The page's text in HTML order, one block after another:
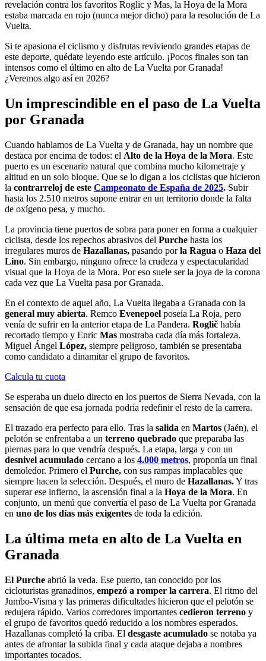
revelación contra los favoritos Roglic y Mas, la Hoya de la Mora
estaba marcada en rojo (nunca mejor dicho) para la resolución de La
Vuelta.
Si te apasiona el ciclismo y disfrutas reviviendo grandes etapas de
este deporte, quédate leyendo este artículo. ¡Pocos finales son tan
intensos como el último en alto de La Vuelta por Granada!
¿Veremos algo así en 2026?
Un imprescindible en el paso de La Vuelta
por Granada
Cuando hablamos de La Vuelta y de Granada, hay un nombre que
destaca por encima de todos: el Alto de la Hoya de la Mora. Este
puerto es un escenario natural que combina mucho kilometraje y
altitud en un solo bloque. Que se lo digan a los ciclistas que hicieron
la contrarreloj de este Campeonato de España de 2025. Subir
hasta los 2.510 metros supone entrar en un territorio donde la falta
de oxígeno pesa, y mucho.
La provincia tiene puertos de sobra para poner en forma a cualquier
ciclista, desde los repechos abrasivos del Purche hasta los
irregulares muros de Hazallanas, pasando porla Ragua o Haza del
Lino. Sin embargo, ninguno ofrece la crudeza y espectacularidad
visual que la Hoya de la Mora. Por eso suele ser la joya de la corona
cada vez que La Vuelta pasa por Granada.
En el contexto de aquel año, La Vuelta llegaba a Granada con la
general muy abierta. Remco Evenepoel poseía La Roja, pero
venía de sufrir en la anterior etapa de La Pandera. Roglič había
recortado tiempo y Enric Mas mostraba cada día más fortaleza.
Miguel Ángel López, siempre peligroso, también se presentaba
como candidato a dinamitar el grupo de favoritos.
Calcula tu cuota
Se esperaba un duelo directo en los puertos de Sierra Nevada, con la
sensación de que esa jornada podría redefinir el resto de la carrera.
El trazado era perfecto para ello. Tras la salida en Martos (Jaén), el
pelotón se enfrentaba a un terreno quebrado que preparaba las
piernas para lo que vendría después. La etapa, larga y con un
desnivel acumulado cercano a los 4.000 metros, proponía un final
demoledor. Primero el Purche, con sus rampas implacables que
siempre hacen la selección. Después, el muro de Hazallanas.Y tras
superar ese infierno, la ascensión final a la Hoya de la Mora. En
conjunto, un menú que convertía el paso de La Vuelta por Granada
en uno de los días más exigentes de toda la edición.
La última meta en alto de La Vuelta en
Granada
El Purche abrió la veda. Ese puerto, tan conocido por los
cicloturistas granadinos, empezó a romper la carrera. El ritmo del
Jumbo-Visma y las primeras dificultades hicieron que el pelotón se
redujera rápido. Varios corredores importantes cedieron terreno y
el grupo de favoritos quedó reducido a los nombres esperados.
Hazallanas completó la criba. El desgaste acumulado se notaba ya
antes de afrontar la subida final y cada ataque dejaba a nombres
importantes tocados.